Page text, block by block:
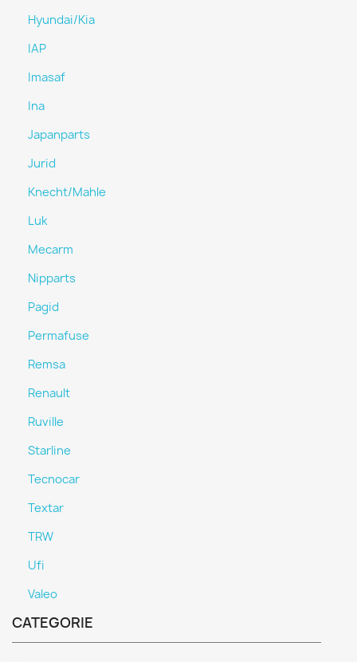
Hyundai/Kia
IAP
Imasaf
Ina
Japanparts
Jurid
Knecht/Mahle
Luk
Mecarm
Nipparts
Pagid
Permafuse
Remsa
Renault
Ruville
Starline
Tecnocar
Textar
TRW
Ufi
Valeo
CATEGORIE